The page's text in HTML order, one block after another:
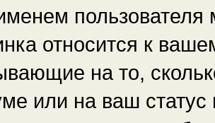
пользователя
относится к
на то,
или на ваш